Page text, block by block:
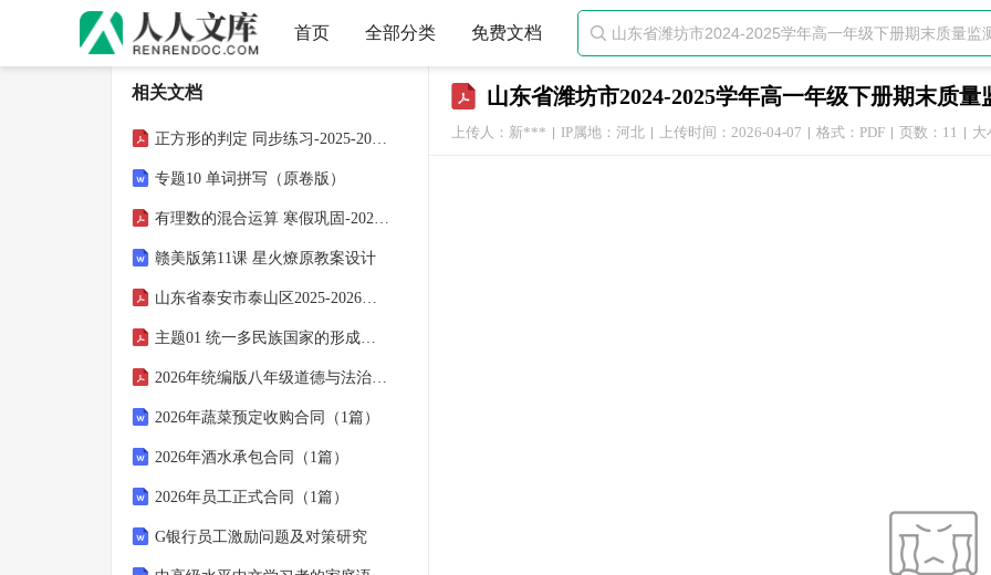
首页 全部分类 免费文档 
山东省潍坊市2024-2025学年高一年级下册期末质
上传人：新*** IP属地：河北 上传时间：2026-04-07 格式：PDF 页数：11 大
相关文档
正方形的判定 同步练习-2025-2026学年鲁教版（五四制）八年级数学下册
专题10 单词拼写（原卷版）
有理数的混合运算 寒假巩固-2025-2026学年浙教版数学七年级上册
赣美版第11课 星火燎原教案设计
山东省泰安市泰山区2025-2026学年九年级上学期1月期末化学试题
主题01 统一多民族国家的形成与发展（知识清单）-2026年高考历史二轮复习
2026年统编版八年级道德与法治下册《国家监察机关的产生和性质》教案
2026年蔬菜预定收购合同（1篇）
2026年酒水承包合同（1篇）
2026年员工正式合同（1篇）
G银行员工激励问题及对策研究